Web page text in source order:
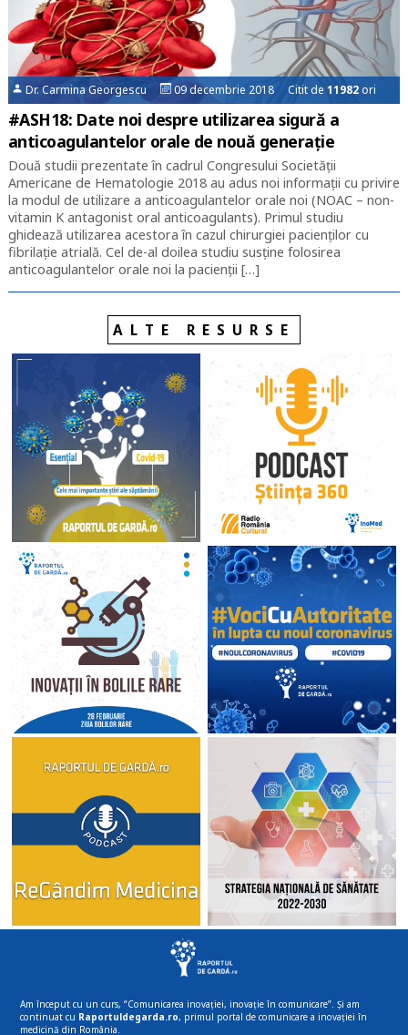
Dr. Carmina Georgescu 09 decembrie 2018 Citit de11982ori
#ASH18: Date noi despre utilizarea sigură a
anticoagulantelor orale de nouă generație
Două studii prezentate în cadrul Congresului Societății
Americane de Hematologie 2018 au adus noi informații cu privire
la modul de utilizare a anticoagulantelor orale noi (NOAC – non-
vitamin K antagonist oral anticoagulants). Primul studiu
ghidează utilizarea acestora în cazul chirurgiei pacienților cu
fibrilație atrială. Cel de-al doilea studiu susține folosirea
anticoagulantelor orale noi la pacienții […]
ALTE RESURSE
Am început cu un curs, “Comunicarea inovației, inovație în comunicare”. Și am
continuat cu Raportuldegarda.ro, primul portal de comunicare a inovației în
medicină din România.